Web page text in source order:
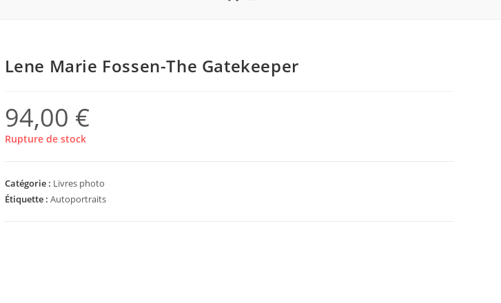
Lene Marie Fossen-The Gatekeeper
94,00 €
Rupture de stock
Catégorie : Livres photo
Étiquette : Autoportraits